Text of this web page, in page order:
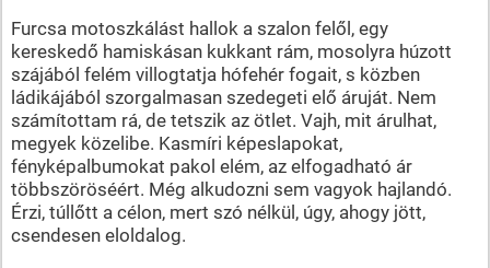
Furcsa motoszkálást hallok a szalon felől, egy
kereskedő hamiskásan kukkant rám, mosolyra húzott
szájából felém villogtatja hófehér fogait, s közben
ládikájából szorgalmasan szedegeti elő áruját. Nem
számítottam rá, de tetszik az ötlet. Vajh, mit árulhat,
megyek közelibe. Kasmíri képeslapokat,
fényképalbumokat pakol elém, az elfogadható ár
többszöröséért. Még alkudozni sem vagyok hajlandó.
Érzi, túllőtt a célon, mert szó nélkül, úgy, ahogy jött,
csendesen eloldalog.